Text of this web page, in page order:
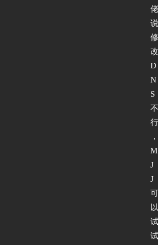
佬
说
修
改
D
N
S
不
行
，
M
J
J
可
以
试
试